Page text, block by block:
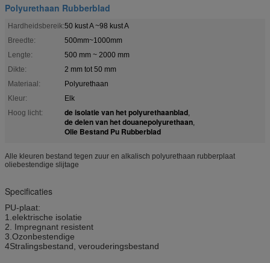
Polyurethaan Rubberblad
Hardheidsbereik:50 kust A ~98 kust A
Breedte:
500mm~1000mm
Lengte:
500 mm ~ 2000 mm
Dikte:
2 mm tot 50 mm
Materiaal:
Polyurethaan
Kleur:
Elk
Hoog licht:
de isolatie van het polyurethaanblad,
de delen van het douanepolyurethaan,
Olie Bestand Pu Rubberblad
Alle kleuren bestand tegen zuur en alkalisch polyurethaan rubberplaat
oliebestendige slijtage
Specificaties
PU-plaat:
1. elektrische isolatie
2. Impregnant resistent
3.Ozonbestendige
4Stralingsbestand, verouderingsbestand